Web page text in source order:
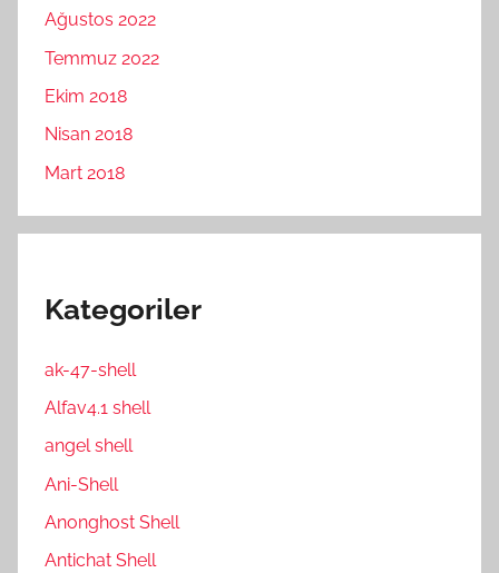
Ağustos 2022
Temmuz 2022
Ekim 2018
Nisan 2018
Mart 2018
Kategoriler
ak-47-shell
Alfav4.1 shell
angel shell
Ani-Shell
Anonghost Shell
Antichat Shell